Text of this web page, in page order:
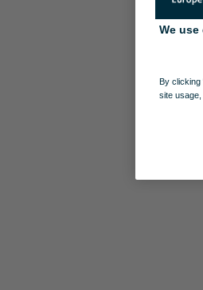
We
By clicking
site